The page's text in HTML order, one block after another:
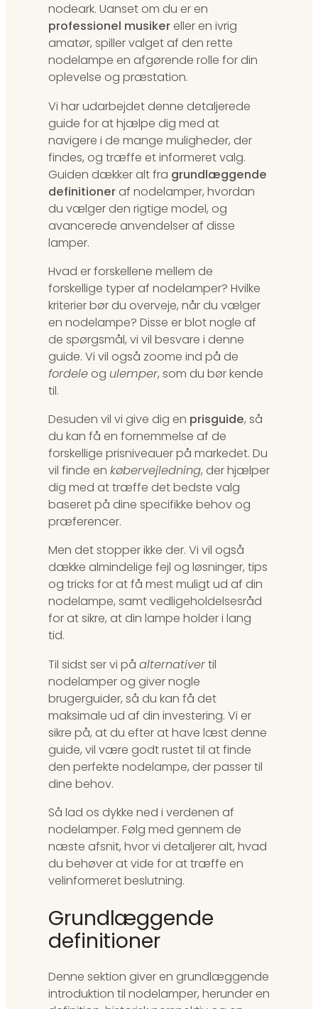
nodeark. Uanset om du er en
professionel musikereller en ivrig
amatør, spiller valget af den rette
nodelampe en afgørende rolle for din
oplevelse og præstation.
Vi har udarbejdet denne detaljerede
guide for at hjælpe dig med at
navigere i de mange muligheder, der
findes, og træffe et informeret valg.
Guiden dækker alt fra grundlæggende
definitioneraf nodelamper, hvordan
du vælger den rigtige model, og
avancerede anvendelser af disse
lamper.
Hvad er forskellene mellem de
forskellige typer af nodelamper? Hvilke
kriterier bør du overveje, når du vælger
en nodelampe? Disse er blot nogle af
de spørgsmål, vi vil besvare i denne
guide. Vi vil også zoome ind på de
fordeleog ulemper, som du bør kende
til.
Desuden vil vi give dig en prisguide, så
du kan få en fornemmelse af de
forskellige prisniveauer på markedet. Du
vil finde en købervejledning, der hjælper
dig med at træffe det bedste valg
baseret på dine specifikke behov og
præferencer.
Men det stopper ikke der. Vi vil også
dække almindelige fejl og løsninger, tips
og tricks for at få mest muligt ud af din
nodelampe, samt vedligeholdelsesråd
for at sikre, at din lampe holder i lang
tid.
Til sidst ser vi på alternativertil
nodelamper og giver nogle
brugerguider, så du kan få det
maksimale ud af din investering. Vi er
sikre på, at du efter at have læst denne
guide, vil være godt rustet til at finde
den perfekte nodelampe, der passer til
dine behov.
Så lad os dykke ned i verdenen af
nodelamper. Følg med gennem de
næste afsnit, hvor vi detaljerer alt, hvad
du behøver at vide for at træffe en
velinformeret beslutning.
Grundlæggende
definitioner
Denne sektion giver en grundlæggende
introduktion til nodelamper, herunder en